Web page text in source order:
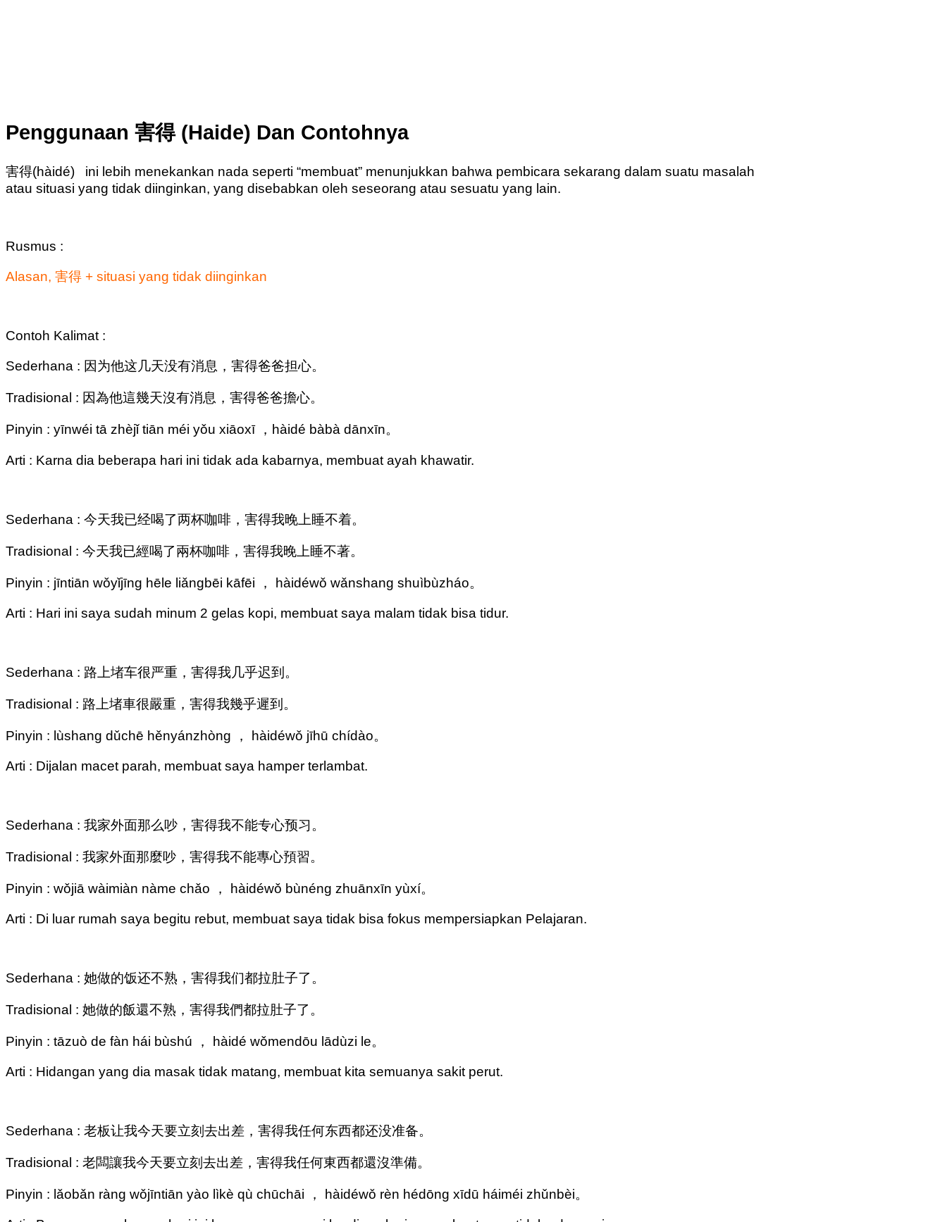
Penggunaan 害得 (Haide) Dan Contohnya
害得(hàidé) ini lebih menekankan nada seperti “membuat” menunjukkan bahwa pembicara sekarang dalam suatu masalah
atau situasi yang tidak diinginkan, yang disebabkan oleh seseorang atau sesuatu yang lain.
Rusmus :
Alasan, 害得 + situasi yang tidak diinginkan
Contoh Kalimat :
Sederhana : 因为他这几天没有消息，害得爸爸担心。
Tradisional : 因為他這幾天沒有消息，害得爸爸擔心。
Pinyin : yīnwéi tā zhèjǐ tiān méi yǒu xiāoxī ，hàidé bàbà dānxīn。
Arti : Karna dia beberapa hari ini tidak ada kabarnya, membuat ayah khawatir.
Sederhana : 今天我已经喝了两杯咖啡，害得我晚上睡不着。
Tradisional : 今天我已經喝了兩杯咖啡，害得我晚上睡不著。
Pinyin : jīntiān wǒyǐjīng hēle liǎngbēi kāfēi ， hàidéwǒ wǎnshang shuìbùzháo。
Arti : Hari ini saya sudah minum 2 gelas kopi, membuat saya malam tidak bisa tidur.
Sederhana : 路上堵车很严重，害得我几乎迟到。
Tradisional : 路上堵車很嚴重，害得我幾乎遲到。
Pinyin : lùshang dǔchē hěnyánzhòng ， hàidéwǒ jīhū chídào。
Arti : Dijalan macet parah, membuat saya hamper terlambat.
Sederhana : 我家外面那么吵，害得我不能专心预习。
Tradisional : 我家外面那麼吵，害得我不能專心預習。
Pinyin : wǒjiā wàimiàn nàme chǎo ， hàidéwǒ bùnéng zhuānxīn yùxí。
Arti : Di luar rumah saya begitu rebut, membuat saya tidak bisa fokus mempersiapkan Pelajaran.
Sederhana : 她做的饭还不熟，害得我们都拉肚子了。
Tradisional : 她做的飯還不熟，害得我們都拉肚子了。
Pinyin : tāzuò de fàn hái bùshú ， hàidé wǒmendōu lādùzi le。
Arti : Hidangan yang dia masak tidak matang, membuat kita semuanya sakit perut.
Sederhana : 老板让我今天要立刻去出差，害得我任何东西都还没准备。
Tradisional : 老闆讓我今天要立刻去出差，害得我任何東西都還沒準備。
Pinyin : lǎobǎn ràng wǒjīntiān yào lìkè qù chūchāi ， hàidéwǒ rèn hédōng xīdū háiméi zhǔnbèi。